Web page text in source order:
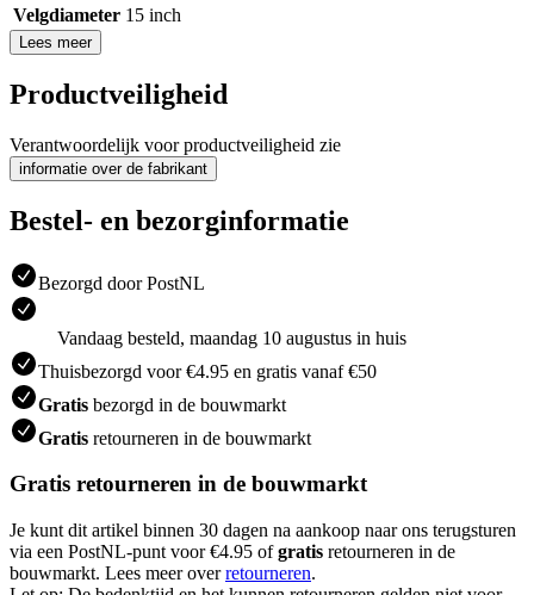
Velgdiameter 15 inch
Lees meer
Productveiligheid
Verantwoordelijk voor productveiligheid zie
informatie over de fabrikant
Bestel- en bezorginformatie
Bezorgd door PostNL
Vandaag besteld, maandag 10 augustus in huis
Thuisbezorgd voor €4.95 en gratis vanaf €50
Gratis bezorgd in de bouwmarkt
Gratis retourneren in de bouwmarkt
Gratis retourneren in de bouwmarkt
Je kunt dit artikel binnen 30 dagen na aankoop naar ons terugsturen
via een PostNL-punt voor €4.95 ofgratis retourneren in de
bouwmarkt. Lees meer overretourneren.